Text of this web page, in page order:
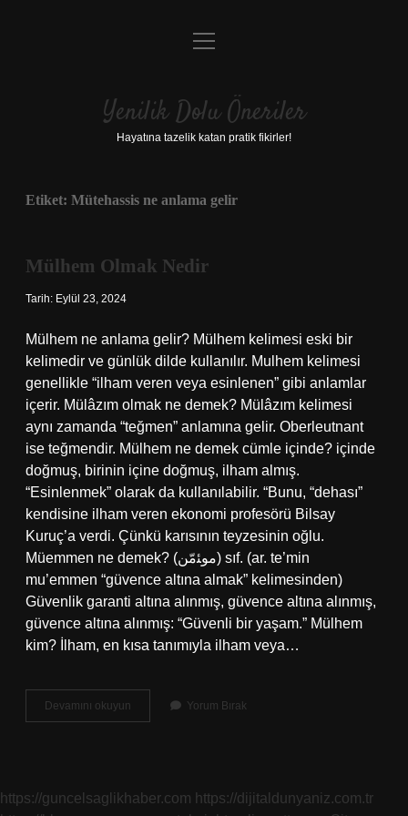
Anasayfa
Yasal Uyarı
menüyü
Yenilik Dolu Öneriler
Hayatına tazelik katan pratik fikirler!
Etiket: Mütehassis ne anlama gelir
Mülhem Olmak Nedir
Tarih: Eylül 23, 2024
Mülhem ne anlama gelir? Mülhem kelimesi eski bir
kelimedir ve günlük dilde kullanılır. Mulhem kelimesi
genellikle “ilham veren veya esinlenen” gibi anlamlar
içerir. Mülâzım olmak ne demek? Mülâzım kelimesi
aynı zamanda “teğmen” anlamına gelir. Oberleutnant
ise teğmendir. Mülhem ne demek cümle içinde? içinde
doğmuş, birinin içine doğmuş, ilham almış.
“Esinlenmek” olarak da kullanılabilir. “Bunu, “dehası”
kendisine ilham veren ekonomi profesörü Bilsay
Kuruç’a verdi. Çünkü karısının teyzesinin oğlu.
Müemmen ne demek? (ﻣﻮﺌﻣّﻦ) sıf. (ar. te’mіn
mu’emmen “güvence altına almak” kelimesinden)
Güvenlik garanti altına alınmış, güvence altına alınmış,
güvence altına alınmış: “Güvenli bir yaşam.” Mülhem
kim? İlham, en kısa tanımıyla ilham veya…
Devamını okuyun
Olmak
Yorum Bırak
https://guncelsaglikhaber.com https://dijitaldunyaniz.com.tr